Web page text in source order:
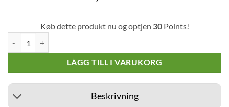
Køb dette produkt nu og optjen 30Points!
LÄGG TILL I VARUKORG
Beskrivning